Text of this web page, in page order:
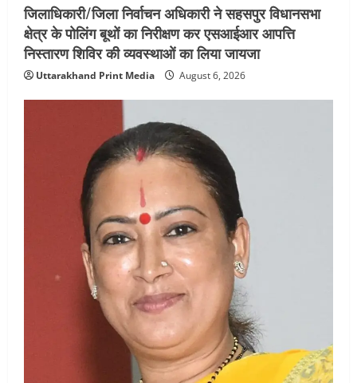
जिलाधिकारी/जिला निर्वाचन अधिकारी ने सहसपुर विधानसभा
क्षेत्र के पोलिंग बूथों का निरीक्षण कर एसआईआर आपत्ति
निस्तारण शिविर की व्यवस्थाओं का लिया जायजा
Uttarakhand Print Media August 6, 2026